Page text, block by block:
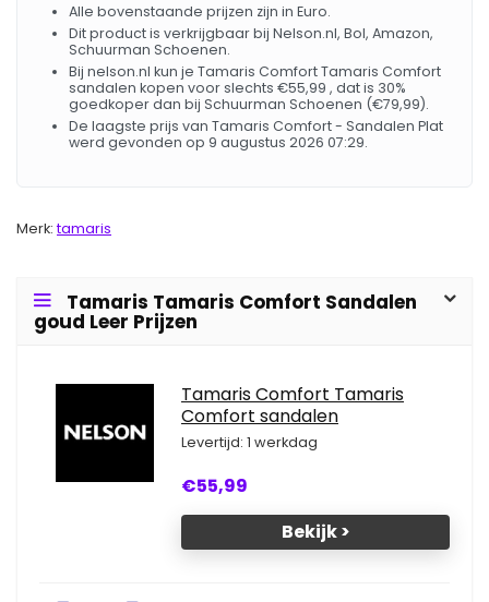
Alle bovenstaande prijzen zijn in Euro.
Dit product is verkrijgbaar bij Nelson.nl, Bol, Amazon,
Schuurman Schoenen.
Bij nelson.nl kun je Tamaris Comfort Tamaris Comfort
sandalen kopen voor slechts €55,99 , dat is 30%
goedkoper dan bij Schuurman Schoenen (€79,99).
De laagste prijs van Tamaris Comfort - Sandalen Plat
werd gevonden op 9 augustus 2026 07:29.
Merk:tamaris
Tamaris Tamaris Comfort Sandalen
goud Leer Prijzen
Tamaris Comfort Tamaris
Comfort sandalen
Levertijd: 1 werkdag
€55,99
Bekijk >